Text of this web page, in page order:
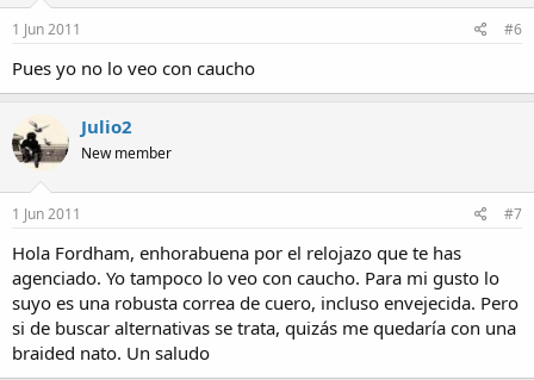
1 Jun 2011 #6
Pues yo no lo veo con caucho
Julio2
New member
1 Jun 2011 #7
Hola Fordham, enhorabuena por el relojazo que te has
agenciado. Yo tampoco lo veo con caucho. Para mi gusto lo
suyo es una robusta correa de cuero, incluso envejecida. Pero
si de buscar alternativas se trata, quizás me quedaría con una
braided nato. Un saludo